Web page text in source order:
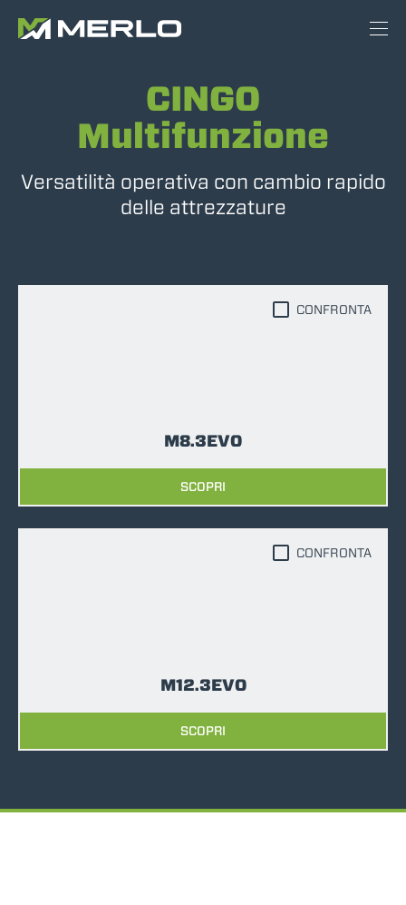
CINGO
Multifunzione
Versatilità operativa con cambio rapido
delle attrezzature
M8.3EVO
SCOPRI
CONFRONTA
M12.3EVO
SCOPRI
CONFRONTA